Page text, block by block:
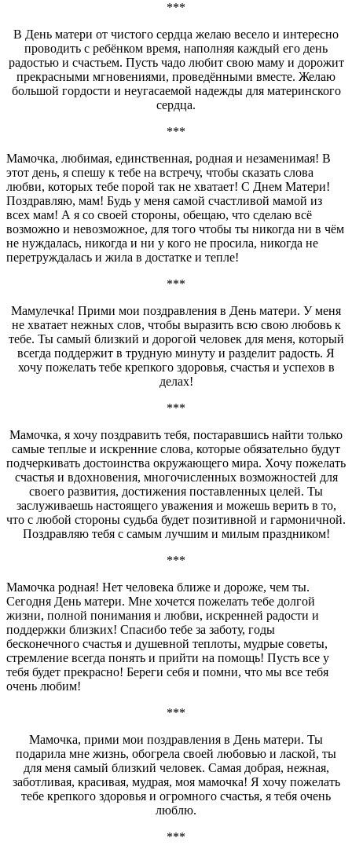
***
В День матери от чистого сердца желаю весело и интересно
проводить с ребёнком время, наполняя каждый его день
радостью и счастьем. Пусть чадо любит свою маму и дорожит
прекрасными мгновениями, проведёнными вместе. Желаю
большой гордости и неугасаемой надежды для материнского
сердца.
***
Мамочка, любимая, единственная, родная и незаменимая! В
этот день, я спешу к тебе на встречу, чтобы сказать слова
любви, которых тебе порой так не хватает! С Днем Матери!
Поздравляю, мам! Будь у меня самой счастливой мамой из
всех мам! А я со своей стороны, обещаю, что сделаю всё
возможно и невозможное, для того чтобы ты никогда ни в чём
не нуждалась, никогда и ни у кого не просила, никогда не
перетруждалась и жила в достатке и тепле!
***
Мамулечка! Прими мои поздравления в День матери. У меня
не хватает нежных слов, чтобы выразить всю свою любовь к
тебе. Ты самый близкий и дорогой человек для меня, который
всегда поддержит в трудную минуту и разделит радость. Я
хочу пожелать тебе крепкого здоровья, счастья и успехов в
делах!
***
Мамочка, я хочу поздравить тебя, постаравшись найти только
самые теплые и искренние слова, которые обязательно будут
подчеркивать достоинства окружающего мира. Хочу пожелать
счастья и вдохновения, многочисленных возможностей для
своего развития, достижения поставленных целей. Ты
заслуживаешь настоящего уважения и можешь верить в то,
что с любой стороны судьба будет позитивной и гармоничной.
Поздравляю тебя с самым лучшим и милым праздником!
***
Мамочка родная! Нет человека ближе и дороже, чем ты.
Сегодня День матери. Мне хочется пожелать тебе долгой
жизни, полной понимания и любви, искренней радости и
поддержки близких! Спасибо тебе за заботу, годы
бесконечного счастья и душевной теплоты, мудрые советы,
стремление всегда понять и прийти на помощь! Пусть все у
тебя будет прекрасно! Береги себя и помни, что мы все тебя
очень любим!
***
Мамочка, прими мои поздравления в День матери. Ты
подарила мне жизнь, обогрела своей любовью и лаской, ты
для меня самый близкий человек. Самая добрая, нежная,
заботливая, красивая, мудрая, моя мамочка! Я хочу пожелать
тебе крепкого здоровья и огромного счастья, я тебя очень
люблю.
***